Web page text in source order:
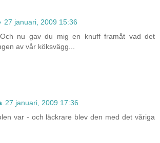
27 januari, 2009 15:36
nu gav du mig en knuff framåt vad det
av vår köksvägg...
27 januari, 2009 17:36
var - och läckrare blev den med det våriga